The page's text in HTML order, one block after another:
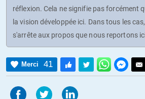
réflexion. Cela ne signifie pas forcément
la vision développée ici. Dans tous les
s'arrête aux propos que nous reportons
Merci 41